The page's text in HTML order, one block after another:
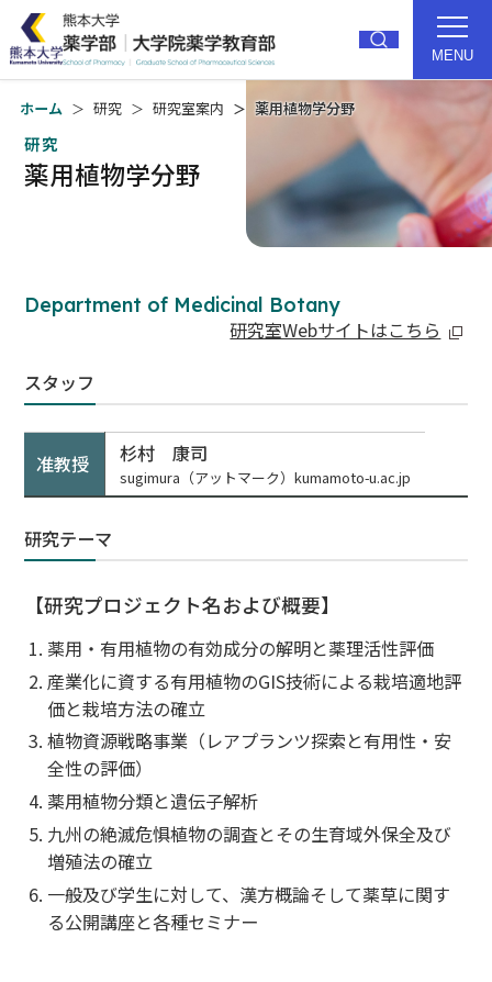
ホーム 研究 研究室案内 薬用植物学分野
研究
薬用植物学分野
Department of Medicinal Botany
研究室Webサイトはこちら
スタッフ
准教授 杉村 康司
sugimura（アットマーク）kumamoto-u.ac.jp
研究テーマ
【研究プロジェクト名および概要】
薬用・有用植物の有効成分の解明と薬理活性評価
産業化に資する有用植物のGIS技術による栽培適地評
価と栽培方法の確立
植物資源戦略事業（レアプランツ探索と有用性・安
全性の評価）
薬用植物分類と遺伝子解析
九州の絶滅危惧植物の調査とその生育域外保全及び
増殖法の確立
一般及び学生に対して、漢方概論そして薬草に関す
る公開講座と各種セミナー
MENU
トップ 薬学部紹介
教育
入試 キャンパス
受験生の方
在学生の方 アクセス
お問い合わせ